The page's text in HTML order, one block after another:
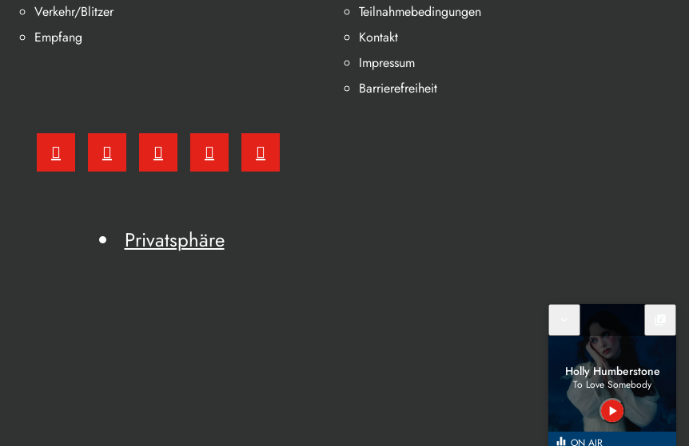
Verkehr/Blitzer
Empfang
Teilnahmebedingungen
Kontakt
Impressum
Barrierefreiheit
Privatsphäre
Holly Humberstone
To Love Somebody
play_arrow
equalizer ON AIR